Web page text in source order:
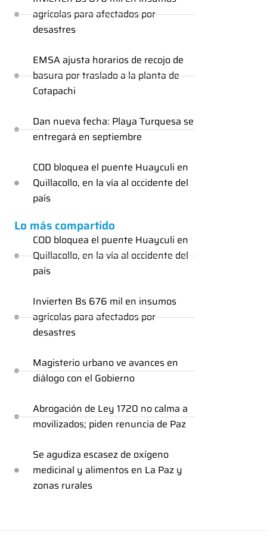
agrícolas para afectados por
desastres
EMSA ajusta horarios de recojo de
basura por traslado a la planta de
Cotapachi
Dan nueva fecha: Playa Turquesa se
entregará en septiembre
COD bloquea el puente Huayculi en
Quillacollo, en la vía al occidente del
país
Lo más compartido
COD bloquea el puente Huayculi en
Quillacollo, en la vía al occidente del
país
Invierten Bs 676 mil en insumos
agrícolas para afectados por
desastres
Magisterio urbano ve avances en
diálogo con el Gobierno
Abrogación de Ley 1720 no calma a
movilizados; piden renuncia de Paz
Se agudiza escasez de oxígeno
medicinal y alimentos en La Paz y
zonas rurales